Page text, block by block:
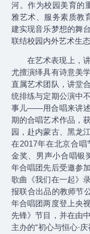
河。作为校园美育的
雅艺术、服务素质教
建实现音乐梦想的舞
联结校园内外艺术生
在艺术表现上，
尤擅演绎具有诗意美
直属艺术团队，讲堂
统排练与定期公演中
事儿——用合唱来讲述
期的合唱艺术作品，
园，赴内蒙古、黑龙
在2017年在北京合
金奖、男声小合唱银
年合唱团先后受邀参
歌曲《我们在一起》
报联合出品的教师节
年合唱团两度登上央
先锋》节目，并在由
主办的“初心与恒心·